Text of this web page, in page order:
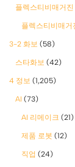
플렉스티비매거진
플렉스티비매거
3-2 화보 (58)
스타화보 (42)
4 정보 (1,205)
AI (73)
AI 리메이크 (21)
제품 로봇 (12)
직업 (24)